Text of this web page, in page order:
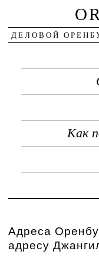
ДЕЛОВОЙ
Как
Адреса
адресу